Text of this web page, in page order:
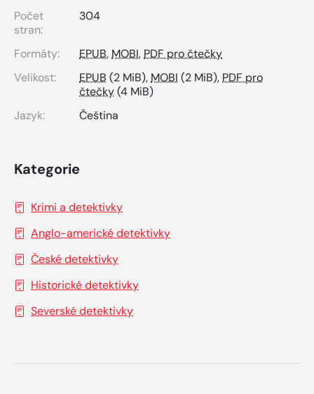
Počet
stran:
304
Formáty: EPUB, MOBI, PDF pro čtečky
Velikost:
EPUB (2 MiB), MOBI (2 MiB), PDF pro
čtečky(4 MiB)
Jazyk:
Čeština
Kategorie
Krimi a detektivky
Anglo-americké detektivky
České detektivky
Historické detektivky
Severské detektivky